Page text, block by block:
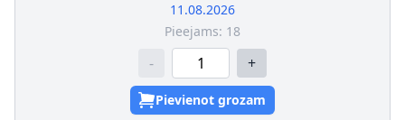
11.08.2026
Pieejams: 18
- +
Pievienot grozam